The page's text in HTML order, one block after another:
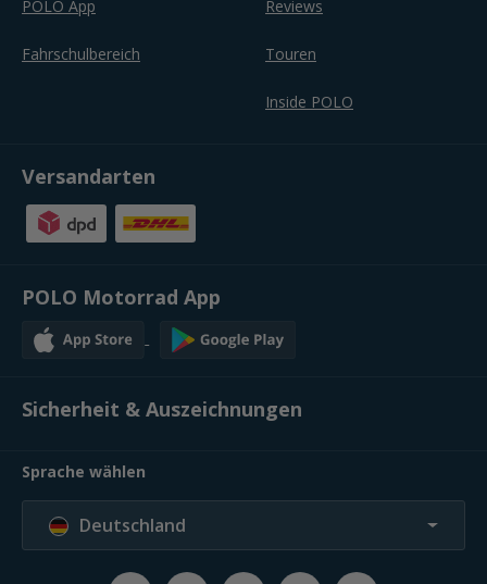
POLO App
Fahrschulbereich
Reviews
Touren
Inside POLO
Versandarten
POLO Motorrad App
Sicherheit & Auszeichnungen
Sprache wählen
Deutschland